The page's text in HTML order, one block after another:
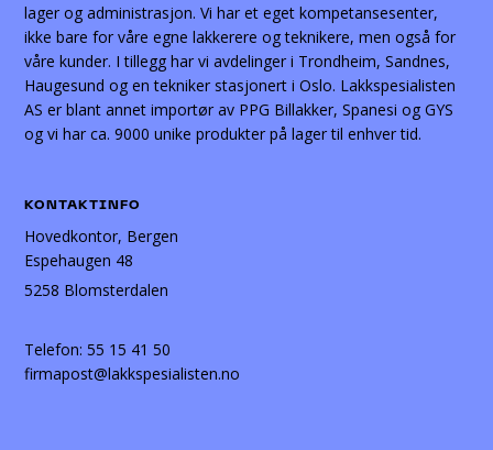
lager og administrasjon. Vi har et eget kompetansesenter,
ikke bare for våre egne lakkerere og teknikere, men også for
våre kunder. I tillegg har vi avdelinger i Trondheim, Sandnes,
Haugesund og en tekniker stasjonert i Oslo. Lakkspesialisten
AS er blant annet importør av PPG Billakker, Spanesi og GYS
og vi har ca. 9000 unike produkter på lager til enhver tid.
KONTAKTINFO
Hovedkontor, Bergen
Espehaugen 48
5258 Blomsterdalen
Telefon:55 15 41 50
firmapost@lakkspesialisten.no